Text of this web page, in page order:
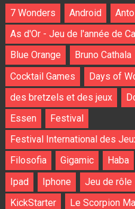
7 Wonders Android
As d'Or - Jeu de l'année de
Blue Orange
Bruno Cathala
Cocktail Games
Days of
des bretzels et des jeux
Essen
Festival
Festival International des
Filosofia
Gigamic Haba
Ipad
Iphone Jeu de rôle
KickStarter
Le Scorpion